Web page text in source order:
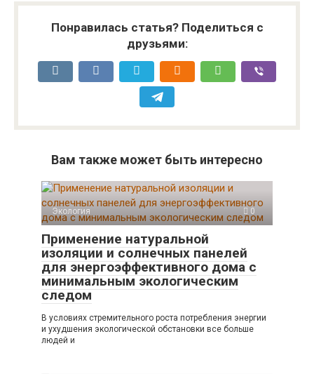
Понравилась статья? Поделиться с
друзьями:
Вам также может быть интересно
Экология 0
Применение натуральной
изоляции и солнечных панелей
для энергоэффективного дома с
минимальным экологическим
следом
В условиях стремительного роста потребления энергии
и ухудшения экологической обстановки все больше
людей и